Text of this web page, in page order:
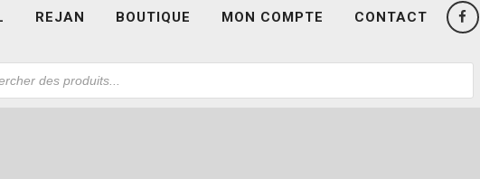
REJAN BOUTIQUE MON COMPTE CONTACT